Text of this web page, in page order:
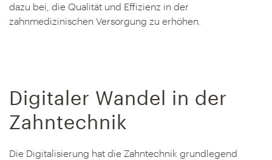
dazu bei, die Qualität und Effizienz in der
zahnmedizinischen Versorgung zu erhöhen.
Digitaler Wandel in der
Zahntechnik
Die Digitalisierung hat die Zahntechnik grundlegend